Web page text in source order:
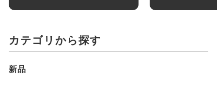
カテゴリから探す
新品